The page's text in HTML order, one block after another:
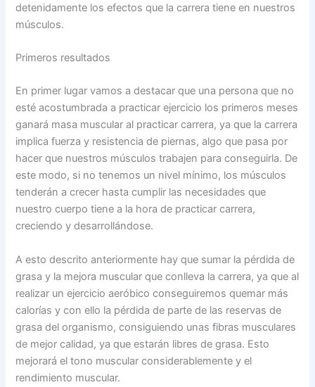
detenidamente los efectos que la carrera tiene en nuestros
músculos.
Primeros resultados
En primer lugar vamos a destacar que una persona que no
esté acostumbrada a practicar ejercicio los primeros meses
ganará masa muscular al practicar carrera, ya que la carrera
implica fuerza y resistencia de piernas, algo que pasa por
hacer que nuestros músculos trabajen para conseguirla. De
este modo, si no tenemos un nivel mínimo, los músculos
tenderán a crecer hasta cumplir las necesidades que
nuestro cuerpo tiene a la hora de practicar carrera,
creciendo y desarrollándose.
A esto descrito anteriormente hay que sumar la pérdida de
grasa y la mejora muscular que conlleva la carrera, ya que al
realizar un ejercicio aeróbico conseguiremos quemar más
calorías y con ello la pérdida de parte de las reservas de
grasa del organismo, consiguiendo unas fibras musculares
de mejor calidad, ya que estarán libres de grasa. Esto
mejorará el tono muscular considerablemente y el
rendimiento muscular.